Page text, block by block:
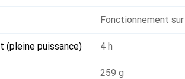
Fonctionnement
(pleine puissance) 4 h
259 g